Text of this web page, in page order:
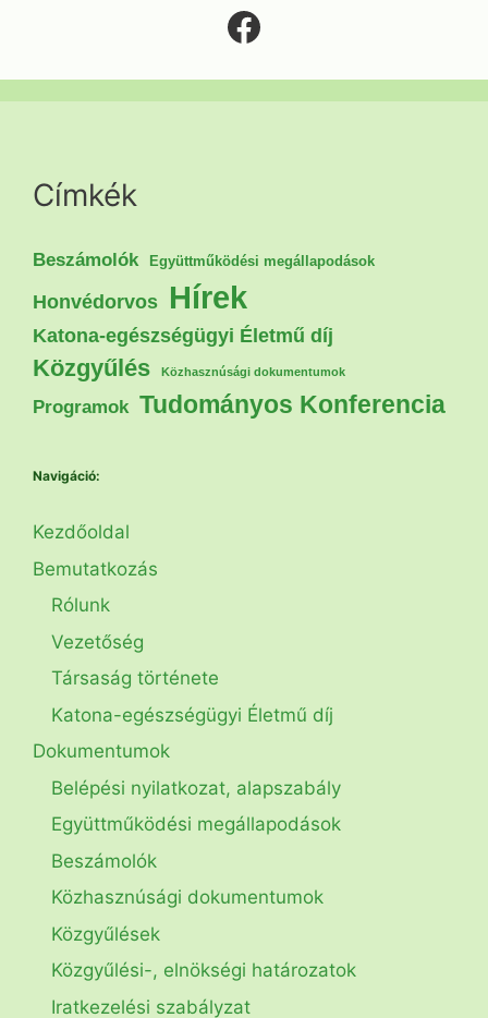
Facebook
Címkék
Beszámolók Együttműködési megállapodások
Honvédorvos Hírek
Katona-egészségügyi Életmű díj
Közgyűlés Közhasznúsági dokumentumok
Programok Tudományos Konferencia
Navigáció:
Kezdőoldal
Bemutatkozás
Rólunk
Vezetőség
Társaság története
Katona-egészségügyi Életmű díj
Dokumentumok
Belépési nyilatkozat, alapszabály
Együttműködési megállapodások
Beszámolók
Közhasznúsági dokumentumok
Közgyűlések
Közgyűlési-, elnökségi határozatok
Iratkezelési szabályzat